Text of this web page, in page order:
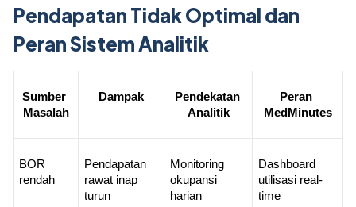
Pendapatan Tidak Optimal dan
Peran Sistem Analitik
Sumber
Masalah
Dampak
Pendekatan
Analitik
Peran
MedMinutes
BOR
rendah
Pendapatan
rawat inap
turun
Monitoring
okupansi
harian
Dashboard
utilisasi real-
time